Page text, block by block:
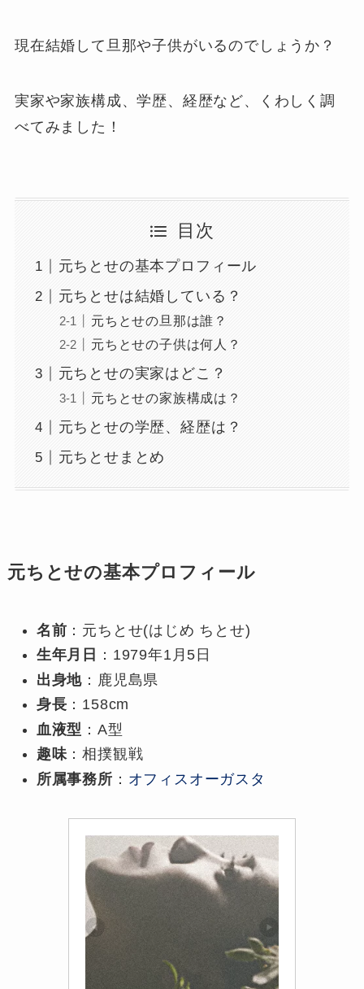
現在結婚して旦那や子供がいるのでしょうか？
実家や家族構成、学歴、経歴など、くわしく調
べてみました！
目次
元ちとせの基本プロフィール
元ちとせは結婚している？
元ちとせの旦那は誰？
元ちとせの子供は何人？
元ちとせの実家はどこ？
元ちとせの家族構成は？
元ちとせの学歴、経歴は？
元ちとせまとめ
元ちとせの基本プロフィール
名前 ：元ちとせ(はじめ ちとせ)
生年月日
：1979年1月5日
出身地 ：鹿児島県
身長 ：158cm
血液型 ：A型
趣味：相撲観戦
所属事務所 ： オフィスオーガスタ